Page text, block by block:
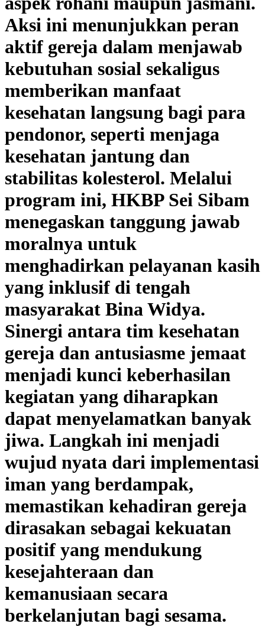
Aksi ini menunjukkan peran
aktif gereja dalam menjawab
kebutuhan sosial sekaligus
memberikan manfaat
kesehatan langsung bagi para
pendonor, seperti menjaga
kesehatan jantung dan
stabilitas kolesterol. Melalui
program ini, HKBP Sei Sibam
menegaskan tanggung jawab
moralnya untuk
menghadirkan pelayanan kasih
yang inklusif di tengah
masyarakat Bina Widya.
Sinergi antara tim kesehatan
gereja dan antusiasme jemaat
menjadi kunci keberhasilan
kegiatan yang diharapkan
dapat menyelamatkan banyak
jiwa. Langkah ini menjadi
wujud nyata dari implementasi
iman yang berdampak,
memastikan kehadiran gereja
dirasakan sebagai kekuatan
positif yang mendukung
kesejahteraan dan
kemanusiaan secara
berkelanjutan bagi sesama.